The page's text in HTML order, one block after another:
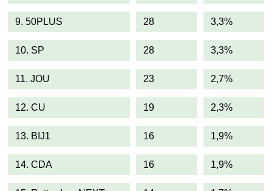
9. 50PLUS 28 3,3%
10. SP 28 3,3%
11. JOU 23 2,7%
12. CU 19 2,3%
13. BIJ1 16 1,9%
14. CDA 16 1,9%